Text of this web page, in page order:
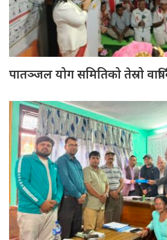
पातञ्जल योग समितिको तेस्रो